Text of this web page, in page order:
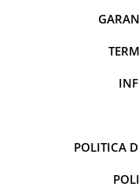
POLITICA